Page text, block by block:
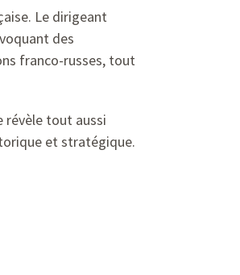
Le dirigeant
des
franco-russes, tout
révèle tout aussi
et stratégique.